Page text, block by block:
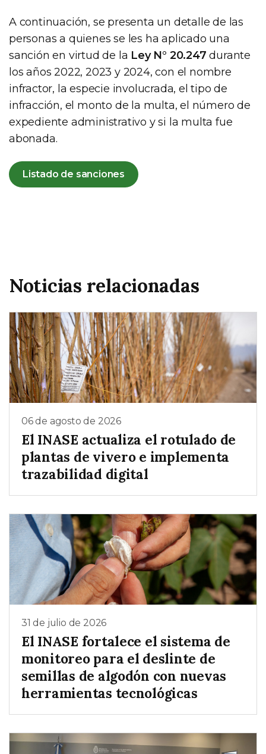
A continuación, se presenta un detalle de las
personas a quienes se les ha aplicado una
sanción en virtud de la Ley N° 20.247 durante
los años 2022, 2023 y 2024, con el nombre
infractor, la especie involucrada, el tipo de
infracción, el monto de la multa, el número de
expediente administrativo y si la multa fue
abonada.
Listado de sanciones
Noticias relacionadas
06 de agosto de 2026
El INASE actualiza el rotulado de
plantas de vivero e implementa
trazabilidad digital
31 de julio de 2026
El INASE fortalece el sistema de
monitoreo para el deslinte de
semillas de algodón con nuevas
herramientas tecnológicas